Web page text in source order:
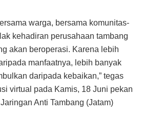
warga, bersama komunitas-
kehadiran perusahaan tambang
akan beroperasi. Karena lebih
manfaatnya, lebih banyak
daripada kebaikan,” tegas
virtual pada Kamis, 18 Juni pekan
Anti Tambang (Jatam)